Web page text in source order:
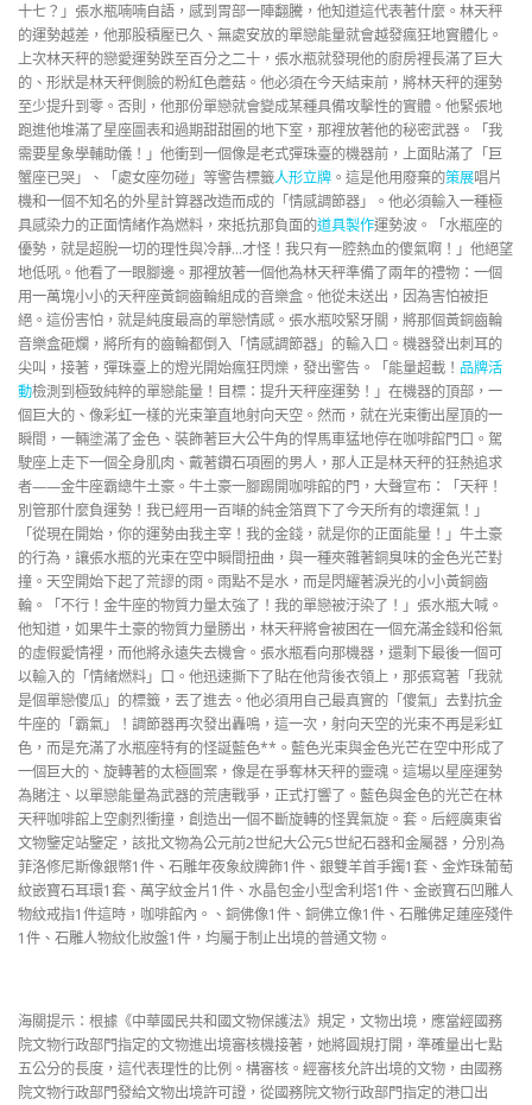
十七？」張水瓶喃喃自語，感到胃部一陣翻騰，他知道這代表著什麼。林天秤
的運勢越差，他那股積壓已久、無處安放的單戀能量就會越發瘋狂地實體化。
上次林天秤的戀愛運勢跌至百分之二十，張水瓶就發現他的廚房裡長滿了巨大
的、形狀是林天秤側臉的粉紅色蘑菇。他必須在今天結束前，將林天秤的運勢
至少提升到零。否則，他那份單戀就會變成某種具備攻擊性的實體。他緊張地
跑進他堆滿了星座圖表和過期甜甜圈的地下室，那裡放著他的秘密武器。「我
需要星象學輔助儀！」他衝到一個像是老式彈珠臺的機器前，上面貼滿了「巨
蟹座已哭」、「處女座勿碰」等警告標籤人形立牌 。這是他用廢棄的策展唱片
機和一個不知名的外星計算器改造而成的「情感調節器」。他必須輸入一種極
具感染力的正面情緒作為燃料，來抵抗那負面的道具製作運勢波。「水瓶座的
優勢，就是超脫一切的理性與冷靜…才怪！我只有一腔熱血的傻氣啊！」他絕望
地低吼。他看了一眼腳邊。那裡放著一個他為林天秤準備了兩年的禮物：一個
用一萬塊小小的天秤座黃銅齒輪組成的音樂盒。他從未送出，因為害怕被拒
絕。這份害怕，就是純度最高的單戀情感。張水瓶咬緊牙關，將那個黃銅齒輪
音樂盒砸爛，將所有的齒輪都倒入「情感調節器」的輸入口。機器發出刺耳的
尖叫，接著，彈珠臺上的燈光開始瘋狂閃爍，發出警告。「能量超載！ 品牌活
動檢測到極致純粹的單戀能量！目標：提升天秤座運勢！」在機器的頂部，一
個巨大的、像彩虹一樣的光束筆直地射向天空。然而，就在光束衝出屋頂的一
瞬間，一輛塗滿了金色、裝飾著巨大公牛角的悍馬車猛地停在咖啡館門口。駕
駛座上走下一個全身肌肉、戴著鑽石項圈的男人，那人正是林天秤的狂熱追求
者——金牛座霸總牛土豪。牛土豪一腳踢開咖啡館的門，大聲宣布：「天秤！
別管那什麼負運勢！我已經用一百噸的純金箔買下了今天所有的壞運氣！」
「從現在開始，你的運勢由我主宰！我的金錢，就是你的正面能量！」牛土豪
的行為，讓張水瓶的光束在空中瞬間扭曲，與一種夾雜著銅臭味的金色光芒對
撞。天空開始下起了荒謬的雨。雨點不是水，而是閃耀著淚光的小小黃銅齒
輪。「不行！金牛座的物質力量太強了！我的單戀被汙染了！」張水瓶大喊。
他知道，如果牛土豪的物質力量勝出，林天秤將會被困在一個充滿金錢和俗氣
的虛假愛情裡，而他將永遠失去機會。張水瓶看向那機器，還剩下最後一個可
以輸入的「情緒燃料」口。他迅速撕下了貼在他背後衣領上，那張寫著「我就
是個單戀傻瓜」的標籤，丟了進去。他必須用自己最真實的「傻氣」去對抗金
牛座的「霸氣」！調節器再次發出轟鳴，這一次，射向天空的光束不再是彩虹
色，而是充滿了水瓶座特有的怪誕藍色**。藍色光束與金色光芒在空中形成了
一個巨大的、旋轉著的太極圖案，像是在爭奪林天秤的靈魂。這場以星座運勢
為賭注、以單戀能量為武器的荒唐戰爭，正式打響了。藍色與金色的光芒在林
天秤咖啡館上空劇烈衝撞，創造出一個不斷旋轉的怪異氣旋。套。后經廣東省
文物鑒定站鑒定，該批文物為公元前2世紀大公元5世紀石器和金屬器，分別為
菲洛修尼斯像銀幣1件、石雕年夜象紋牌飾1件、銀雙羊首手鐲1套、金炸珠葡萄
紋嵌寶石耳環1套、萬字紋金片1件、水晶包金小型舍利塔1件、金嵌寶石凹雕人
物紋戒指1件這時，咖啡館內。、銅佛像1件、銅佛立像1件、石雕佛足蓮座殘件
1件、石雕人物紋化妝盤1件，均屬于制止出境的普通文物。
海關提示：根據《中華國民共和國文物保護法》規定，文物出境，應當經國務
院文物行政部門指定的文物進出境審核機接著，她將圓規打開，準確量出七點
五公分的長度，這代表理性的比例。構審核。經審核允許出境的文物，由國務
院文物行政部門發給文物出境許可證，從國務院文物行政部門指定的港口出